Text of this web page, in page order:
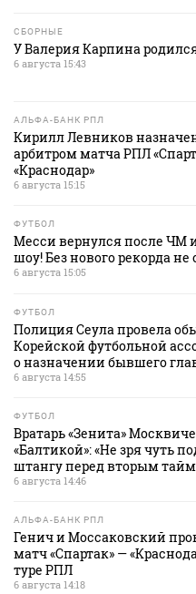
СБОРНЫЕ
У Валерия Карпина
6 августа 15:43
АЛЬФА-БАНК РПЛ
Кирилл Левников
арбитром матча РПЛ
«Краснодар»
6 августа 15:15
ФУТБОЛ
Месси вернулся после ЧМ
шоу! Без нового рекорда не
6 августа 15:05
ФУТБОЛ
Полиция Сеула провела
Корейской футбольной
о назначении бывшего
6 августа 14:55
ФУТБОЛ
Вратарь «Зенита»
«Балтикой»: «Не зря чуть
штангу перед вторым
6 августа 14:46
АЛЬФА-БАНК РПЛ
Генич и Моссаковский
матч «Спартак» —
туре РПЛ
6 августа 14:18